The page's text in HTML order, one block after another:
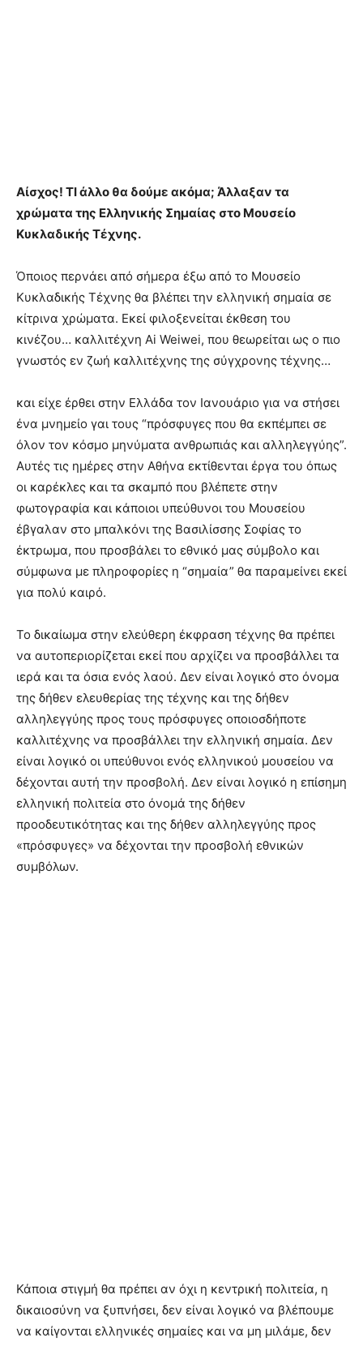
Αίσχος! ΤΙ άλλο θα δούμε ακόμα; Άλλαξαν τα
χρώματα της Ελληνικής Σημαίας στο Μουσείο
Κυκλαδικής Τέχνης.
Όποιος περνάει από σήμερα έξω από το Μουσείο
Κυκλαδικής Τέχνης θα βλέπει την ελληνική σημαία σε
κίτρινα χρώματα. Εκεί φιλοξενείται έκθεση του
κινέζου… καλλιτέχνη Ai Weiwei, που θεωρείται ως ο πιο
γνωστός εν ζωή καλλιτέχνης της σύγχρονης τέχνης…
και είχε έρθει στην Ελλάδα τον Ιανουάριο για να στήσει
ένα μνημείο γαι τους “πρόσφυγες που θα εκπέμπει σε
όλον τον κόσμο μηνύματα ανθρωπιάς και αλληλεγγύης”.
Αυτές τις ημέρες στην Αθήνα εκτίθενται έργα του όπως
οι καρέκλες και τα σκαμπό που βλέπετε στην
φωτογραφία και κάποιοι υπεύθυνοι του Μουσείου
έβγαλαν στο μπαλκόνι της Βασιλίσσης Σοφίας το
έκτρωμα, που προσβάλει το εθνικό μας σύμβολο και
σύμφωνα με πληροφορίες η “σημαία” θα παραμείνει εκεί
για πολύ καιρό.
Το δικαίωμα στην ελεύθερη έκφραση τέχνης θα πρέπει
να αυτοπεριορίζεται εκεί που αρχίζει να προσβάλλει τα
ιερά και τα όσια ενός λαού. Δεν είναι λογικό στο όνομα
της δήθεν ελευθερίας της τέχνης και της δήθεν
αλληλεγγύης προς τους πρόσφυγες οποιοσδήποτε
καλλιτέχνης να προσβάλλει την ελληνική σημαία. Δεν
είναι λογικό οι υπεύθυνοι ενός ελληνικού μουσείου να
δέχονται αυτή την προσβολή. Δεν είναι λογικό η επίσημη
ελληνική πολιτεία στο όνομά της δήθεν
προοδευτικότητας και της δήθεν αλληλεγγύης προς
«πρόσφυγες» να δέχονται την προσβολή εθνικών
συμβόλων.
Κάποια στιγμή θα πρέπει αν όχι η κεντρική πολιτεία, η
δικαιοσύνη να ξυπνήσει, δεν είναι λογικό να βλέπουμε
να καίγονται ελληνικές σημαίες και να μη μιλάμε, δεν